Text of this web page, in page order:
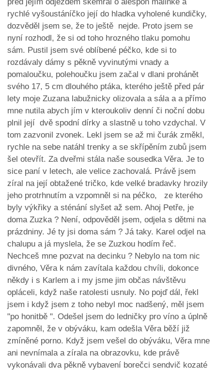
před jejím odjezdem škemral o alespoň malinké a
rychlé vyšoustáníčko její do hladka vyholené kundičky,
dozvěděl jsem se, že to ještě nejde. Proto jsem se
nyní rozhodl, že si od toho hrozného tlaku pomohu
sám. Pustil jsem své oblíbené péčko, kde si to
rozdávaly dámy s pěkně vyvinutými vnady a
pomaloučku, polehoučku jsem začal v dlani prohánět
svého 17, 5 cm dlouhého ptáka, kterého ještě před pár
lety moje Zuzana labužnicky olizovala a sála a a přímo
mne nutila abych jím v kteroukoliv denní či noční dobu
plnil její dvě spodní dírky a slastně u toho vzdychal. V
tom zazvonil zvonek. Lekl jsem se až mi čurák změkl,
rychle na sebe natáhl trenky a se skřípěním zubů jsem
šel otevřít. Za dveřmi stála naše sousedka Věra. Je to
sice paní v letech, ale velice zachovalá. Právě jsem
zíral na její obtažené tričko, kde velké bradavky hrozily
jeho protrhnutím a vzpomněl si na péčko, ze kterého
byly výkřiky a sténání slyšet až sem. Ahoj Petře, je
doma Zuzka ? Není, odpověděl jsem, odjela s dětmi na
prázdniny. Jé ty jsi doma sám ? Já taky. Karel odjel na
chalupu a já myslela, že se Zuzkou hodím řeč.
Nechceš mne pozvat na decinku ? Nebylo na tom nic
divného, Věra k nám zavítala každou chvíli, dokonce
někdy i s Karlem a i my jsme jim občas návštěvu
opláceli, když naše ratolesti usnuly. No pojď dál, řekl
jsem i když jsem z toho nebyl moc nadšený, měl jsem
"po honitbě ". Odešel jsem do ledničky pro víno a úplně
zapomněl, že v obýváku, kam odešla Věra běží již
zmíněné porno. Když jsem vešel do obýváku, Věra mne
ani nevnímala a zírala na obrazovku, kde právě
vykonávali dva pěkně vybavení borečci sendvič kozaté